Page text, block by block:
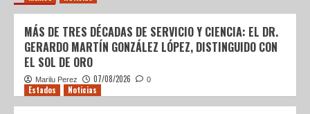
MÁS DE TRES DÉCADAS DE SERVICIO Y CIENCIA: EL DR.
GERARDO MARTÍN GONZÁLEZ LÓPEZ, DISTINGUIDO CON
EL SOL DE ORO
Marilu Perez 07/08/2026 0
Estados Noticias